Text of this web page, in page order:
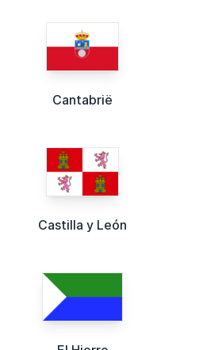
Cantabrië
Castilla y León